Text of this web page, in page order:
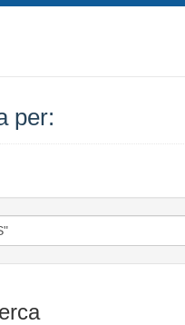
per: